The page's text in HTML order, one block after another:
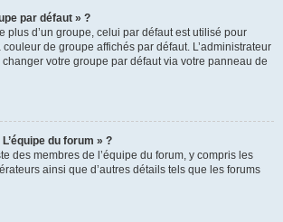
par défaut » ?
plus d’un groupe, celui par défaut est utilisé pour
de groupe affichés par défaut. L’administrateur
votre groupe par défaut via votre panneau de
du forum » ?
des membres de l’équipe du forum, y compris les
ainsi que d’autres détails tels que les forums